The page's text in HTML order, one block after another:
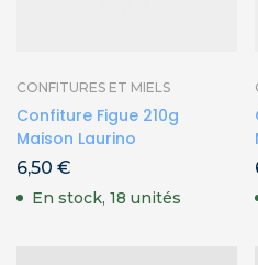
CONFITURES ET MIELS
Confiture Figue 210g
Maison Laurino
6,50 €
En stock, 18 unités